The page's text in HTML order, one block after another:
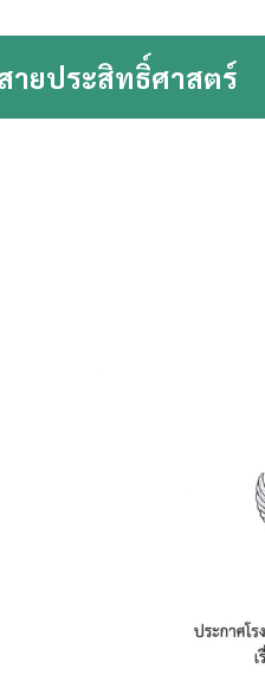
ายประสิทธิ์ศาสตร์
Search
for: